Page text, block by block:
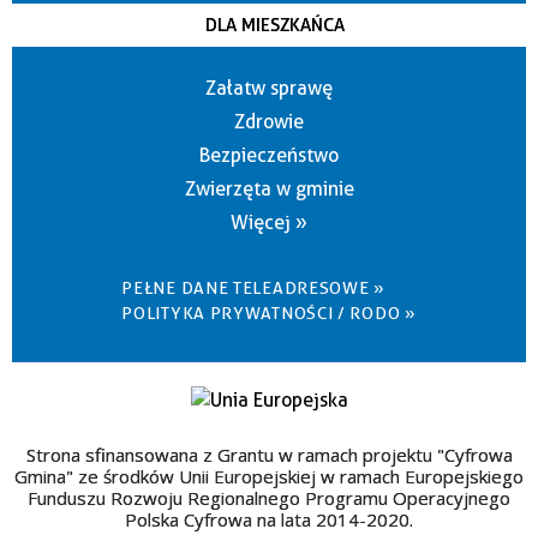
DLA MIESZKAŃCA
Załatw sprawę
Zdrowie
Bezpieczeństwo
Zwierzęta w gminie
Więcej »
PEŁNE DANE TELEADRESOWE »
POLITYKA PRYWATNOŚCI / RODO »
Strona sfinansowana z Grantu w ramach projektu "Cyfrowa
Gmina" ze środków Unii Europejskiej w ramach Europejskiego
Funduszu Rozwoju Regionalnego Programu Operacyjnego
Polska Cyfrowa na lata 2014-2020.